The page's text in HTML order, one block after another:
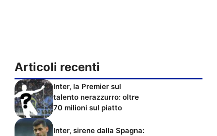
Articoli recenti
Inter, la Premier sul
talento nerazzurro: oltre
70 milioni sul piatto
Inter, sirene dalla Spagna: